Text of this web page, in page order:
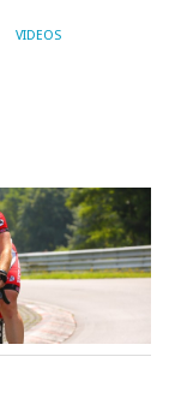
VIDEOS